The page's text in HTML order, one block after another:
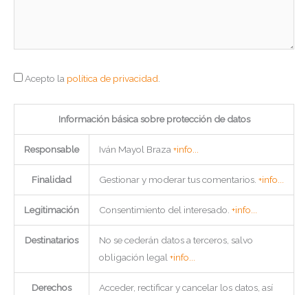
Acepto la política de privacidad
Información básica sobre protección de datos
Responsable Iván Mayol Braza +info...
Finalidad Gestionar y moderar tus comentarios. +info...
Legitimación Consentimiento del interesado. +info...
Destinatarios
No se cederán datos a terceros, salvo
obligación legal +info...
Derechos
Acceder, rectificar y cancelar los datos, así